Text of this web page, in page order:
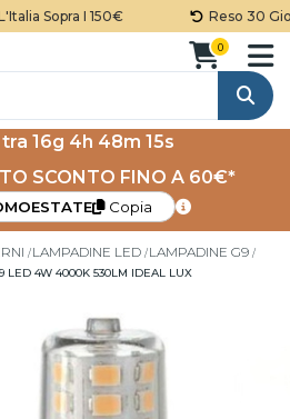
Sopra I 150€ Reso 30
Cerca
0
16g 4h 48m 15s
SCONTO FINO A 60€*
Copia
LAMPADINE LED LAMPADINE G9
LED 4W 4000K 530LM IDEAL LUX